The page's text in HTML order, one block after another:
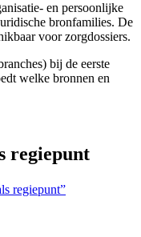
en persoonlijke
bronfamilies. De
voor zorgdossiers.
bij de eerste
welke bronnen en
regiepunt
regiepunt”